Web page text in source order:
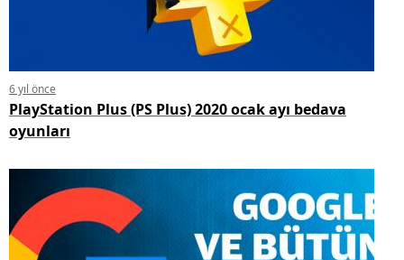
6 yıl önce
PlayStation Plus (PS Plus) 2020 ocak ayı bedava
oyunları